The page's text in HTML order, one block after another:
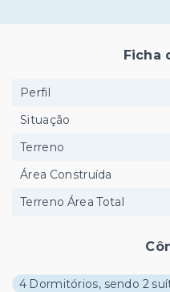
4 Dormitórios, sendo 2
Ficha
Perfil
Situação
Terreno
Área Construída
Terreno Área Total